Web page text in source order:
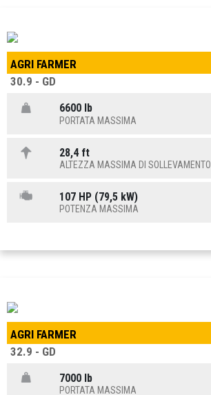
AGRI FARMER
30.9 - GD
6600 lb
PORTATA MASSIMA
28,4 ft
ALTEZZA MASSIMA DI SOLLEVAMENTO
107 HP (79,5 kW)
POTENZA MASSIMA
AGRI FARMER
32.9 - GD
7000 lb
PORTATA MASSIMA